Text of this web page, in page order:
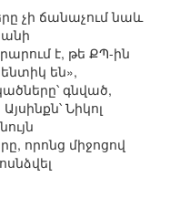
չի ճանաչում նաև
է, թե ՔՊ-ին
են»,
գնված,
Նիկոլ
որոնց միջոցով